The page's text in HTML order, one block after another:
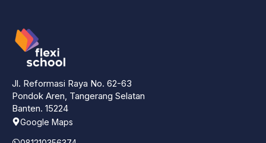
Jl. Reformasi Raya No. 62-63
Pondok Aren, Tangerang Selatan
Banten. 15224
Google Maps